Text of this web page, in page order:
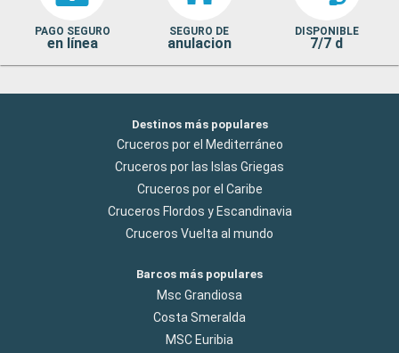
PAGO SEGURO
en línea
SEGURO DE
anulacion
DISPONIBLE
7/7 d
Destinos más populares
Cruceros por el Mediterráneo
Cruceros por las Islas Griegas
Cruceros por el Caribe
Cruceros Flordos y Escandinavia
Cruceros Vuelta al mundo
Barcos más populares
Msc Grandiosa
Costa Smeralda
MSC Euribia